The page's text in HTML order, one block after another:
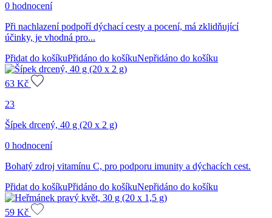
0 hodnocení
Při nachlazení podpoří dýchací cesty a pocení, má zklidňující
účinky, je vhodná pro...
Přidat do košíkuPřidáno do košíkuNepřidáno do košíku
63 Kč
23
Šípek drcený, 40 g (20 x 2 g)
0 hodnocení
Bohatý zdroj vitamínu C, pro podporu imunity a dýchacích cest.
Přidat do košíkuPřidáno do košíkuNepřidáno do košíku
59 Kč